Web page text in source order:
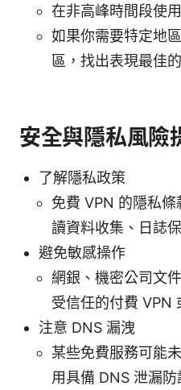
在非高峰時間段使
如果你需要特定地
區，找出表現最佳
安全與隱私風險
了解隱私政策
免費 VPN 的隱私
讀資料收集、日誌
避免敏感操作
網銀、機密公司文
受信任的付費 VPN
注意 DNS 漏洩
某些免費服務可能
用具備 DNS 泄漏